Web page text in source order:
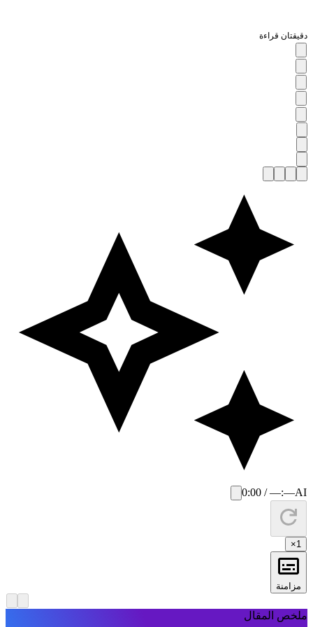
دقيقتان قراءة
AI
0:00 / —:—
×
مزامنة
ملخص المقال